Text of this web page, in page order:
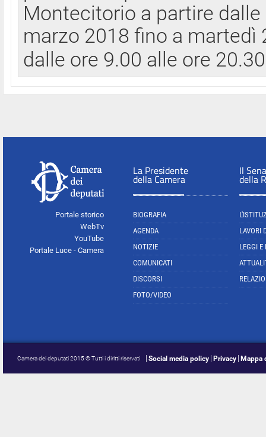
Montecitorio a partire
marzo 2018 fino a
dalle ore 9.00 alle ore
Portale storico
WebTv
YouTube
Portale Luce - Camera
La Presidente
della Camera
BIOGRAFIA
AGENDA
NOTIZIE
COMUNICATI
DISCORSI
FOTO/VIDEO
Il
della
LAVORI
LEGGI E
Camera dei deputati 2015 © Tutti i diritti riservati Social media policy Privacy Mappa